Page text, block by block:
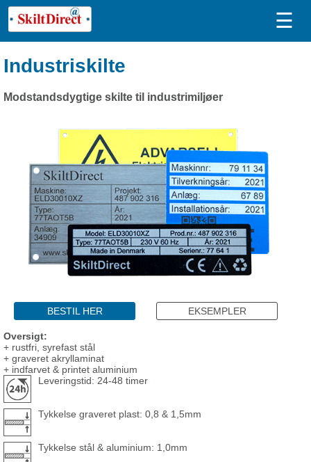
☰
Industriskilte
Modstandsdygtige skilte til industrimiljøer
BESTIL HER EKSEMPLER
Oversigt:
+ rustfri, syrefast stål
+ graveret akryllaminat
+ indfarvet & printet aluminium
Leveringstid: 24-48 timer
Tykkelse graveret plast: 0,8 & 1,5mm
Tykkelse stål & aluminium: 1,0mm